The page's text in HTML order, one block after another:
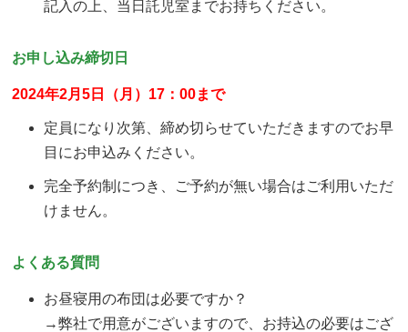
記入の上、当日託児室までお持ちください。
お申し込み締切日
2024年2月5日（月）17：00まで
定員になり次第、締め切らせていただきますのでお早
目にお申込みください。
完全予約制につき、ご予約が無い場合はご利用いただ
けません。
よくある質問
お昼寝用の布団は必要ですか？
→弊社で用意がございますので、お持込の必要はござ